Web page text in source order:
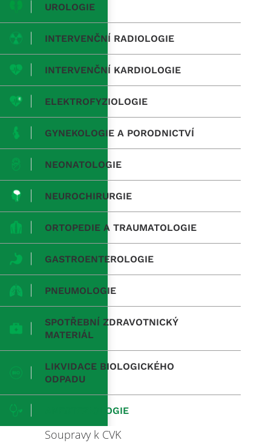
UROLOGIE
INTERVENČNÍ RADIOLOGIE
INTERVENČNÍ KARDIOLOGIE
ELEKTROFYZIOLOGIE
GYNEKOLOGIE A PORODNICTVÍ
NEONATOLOGIE
NEUROCHIRURGIE
ORTOPEDIE A TRAUMATOLOGIE
GASTROENTEROLOGIE
PNEUMOLOGIE
SPOTŘEBNÍ ZDRAVOTNICKÝ
MATERIÁL
LIKVIDACE BIOLOGICKÉHO
ODPADU
ANESTEZIOLOGIE
Soupravy k CVK